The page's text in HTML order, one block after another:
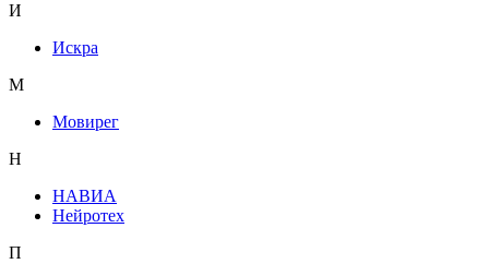
И
Искра
М
Мовирег
Н
НАВИА
Нейротех
П